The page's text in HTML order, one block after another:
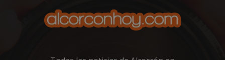
Cookies de preferencias
Cookies de funcionalidad